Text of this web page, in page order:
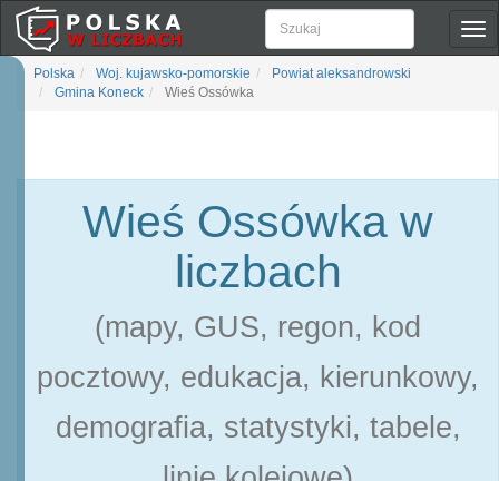
Polska Woj. kujawsko-pomorskie
Powiat aleksandrowski
Gmina Koneck
Wieś Ossówka
Wieś Ossówka w
liczbach
(mapy, GUS, regon, kod
pocztowy, edukacja, kierunkowy,
demografia, statystyki, tabele,